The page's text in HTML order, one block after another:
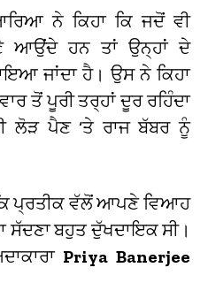
ਨੇ ਕਿਹਾ ਕਿ ਜਦੋਂ ਵੀ
ਆਉਂਦੇ ਹਨ ਤਾਂ ਉਨ੍ਹਾਂ ਦੇ
ਜਾਂਦਾ ਹੈ। ਉਸ ਨੇ ਕਿਹਾ
ਤੋਂ ਪੂਰੀ ਤਰ੍ਹਾਂ ਦੂਰ ਰਹਿੰਦਾ
ਲੋੜ ਪੈਣ ‘ਤੇ ਰਾਜ ਬੱਬਰ ਨੂੰ
ਪ੍ਰਤੀਕ ਵੱਲੋਂ ਆਪਣੇ ਵਿਆਹ
ਸੱਦਣਾ ਬਹੁਤ ਦੁੱਖਦਾਇਕ ਸੀ।
Priya Banerjee